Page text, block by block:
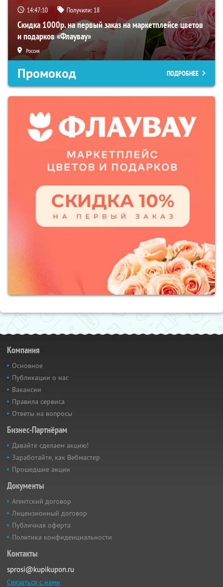
14:47:10 Получили: 18
Скидка 1000р. на первый заказ на маркетплейсе цветов
и подарков «Флаувау»
Россия
Промокод ПОДРОБНЕЕ
Компания
Основное
Публикации о нас
Вакансии
Правила сервиса
Ответы на вопросы
Бизнес-Партнёрам
Давайте сделаем акцию!
Заработайте, как Вебмастер
Прошедшие акции
Документы
Агентский договор
Лицензионный договор
Публичная оферта
Политика конфиденциальности
Контакты
sprosi@kupikupon.ru
Связаться с нами